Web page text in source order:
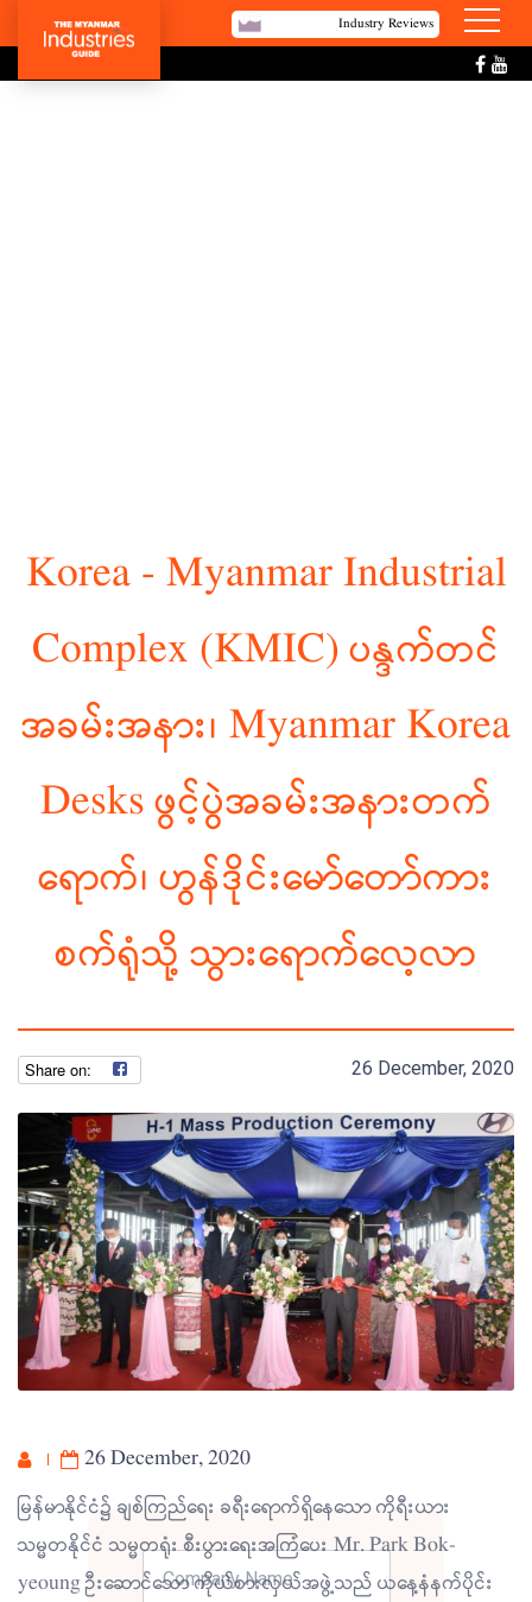
Industry Reviews
Korea - Myanmar Industrial
Complex (KMIC) ပန္ဒက်တင်
အခမ်းအနား၊ Myanmar Korea
Desks ဖွင့်ပွဲအခမ်းအနားတက်
ရောက်၊ ဟွန်ဒိုင်းမော်တော်ကား
စက်ရုံသို့ သွားရောက်လေ့လာ
26 December, 2020
26 December, 2020
မြန်မာနိုင်ငံ၌ ချစ်ကြည်ရေး ခရီးရောက်ရှိနေသော ကိုရီးယား
သမ္မတနိုင်ငံ သမ္မတရုံး စီးပွားရေးအကြံပေး Mr. Park Bok-
yeoung ဦးဆောင်သော ကိုယ်စားလှယ်အဖွဲ့သည် ယနေ့နံနက်ပိုင်း